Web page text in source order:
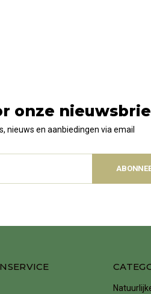
onze
nieuws en aanbiedingen via email